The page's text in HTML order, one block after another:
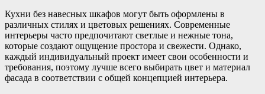
Кухни без навесных шкафов могут быть оформлены в
различных стилях и цветовых решениях. Современные
интерьеры часто предпочитают светлые и нежные тона,
которые создают ощущение простора и свежести. Однако,
каждый индивидуальный проект имеет свои особенности и
требования, поэтому лучше всего выбирать цвет и материал
фасада в соответствии с общей концепцией интерьера.